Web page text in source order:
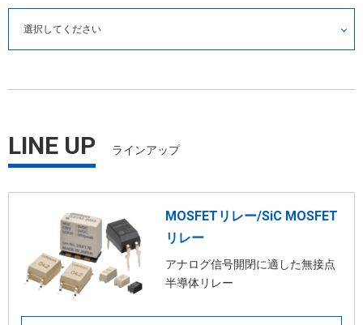
選択してください
車載用リレー
LINE UP ラインアップ
MOSFETリレー/SiC MOSFET
リレー
アナログ信号開閉に適した無接点
半導体リレー